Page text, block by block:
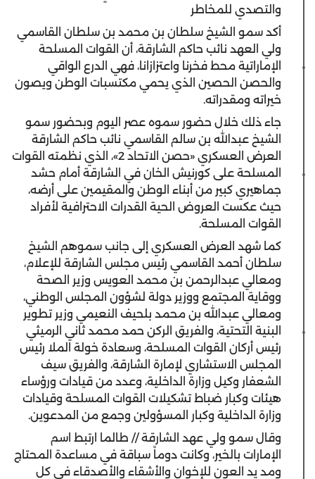
والتصدي للمخاطر
أكد سمو الشيخ سلطان بن محمد بن سلطان القاسمي
ولي العهد نائب حاكم الشارقة، أن القوات المسلحة
الإماراتية محط فخرنا واعتزازانا، فهي الدرع الواقي
والحصن الحصين الذي يحمي مكتسبات الوطن ويصون
خيراته ومقدراته.
جاء ذلك خلال حضور سموه عصر اليوم وبحضور سمو
الشيخ عبدالله بن سالم القاسمي نائب حاكم الشارقة
العرض العسكري «حصن الاتحاد 2»، الذي نظمته القوات
المسلحة على كورنيش الخان في الشارقة أمام حشد
جماهيري كبير من أبناء الوطن والمقيمين على أرضه،
حيث عكست العروض الحية القدرات الاحترافية لأفراد
القوات المسلحة.
كما شهد العرض العسكري إلى جانب سموهم الشيخ
سلطان أحمد القاسمي رئيس مجلس الشارقة للإعلام،
ومعالي عبدالرحمن بن محمد العويس وزير الصحة
ووقاية المجتمع ووزير دولة لشؤون المجلس الوطني،
ومعالي عبدالله بن محمد بلحيف النعيمي وزير تطوير
البنية التحتية، والفريق الركن حمد محمد ثاني الرميثي
رئيس أركان القوات المسلحة، وسعادة خولة الملا رئيس
المجلس الاستشاري لإمارة الشارقة، والفريق سيف
الشعفار وكيل وزارة الداخلية، وعدد من قيادات ورؤساء
هيئات وكبار ضباط تشكيلات القوات المسلحة وقيادات
وزارة الداخلية وكبار المسؤولين وجمع من المدعوين.
وقال سمو ولي عهد الشارقة // طالما ارتبط اسم
الإمارات بالخير، وكانت دوماً سباقة في مساعدة المحتاج
ومد يد العون للإخوان والأشقاء والأصدقاء في كل